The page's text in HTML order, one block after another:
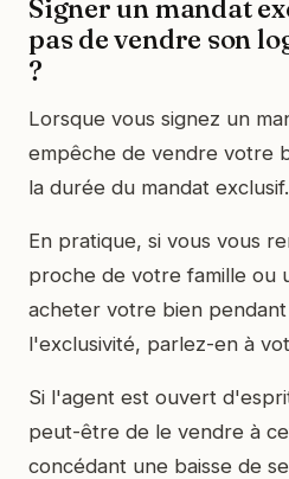
Signer un mandat
pas de vendre son
?
Lorsque vous signez un
empêche de vendre votre
la durée du mandat exclusif.
En pratique, si vous vous
proche de votre famille ou
acheter votre bien
l'exclusivité, parlez-en à
Si l'agent est ouvert
peut-être de le vendre à
concédant une baisse de